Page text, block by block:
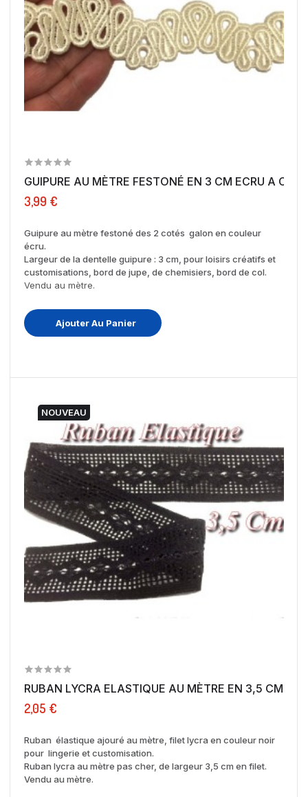
GUIPURE AU MÈTRE FESTONÉ EN 3 CM ECRU A
3,99 €
Guipure au mètre festoné des 2 cotés galon en couleur
écru.
Largeur de la dentelle guipure : 3 cm, pour loisirs créatifs et
customisations, bord de jupe, de chemisiers, bord de col.
Vendu au mètre.
Ajouter Au Panier
NOUVEAU
RUBAN LYCRA ELASTIQUE AU MÈTRE EN 3,5 CM
2,05 €
Ruban élastique ajouré au mètre, filet lycra en couleur noir
pour lingerie et customisation.
Ruban lycra au mètre pas cher, de largeur 3,5 cm en filet.
Vendu au mètre.